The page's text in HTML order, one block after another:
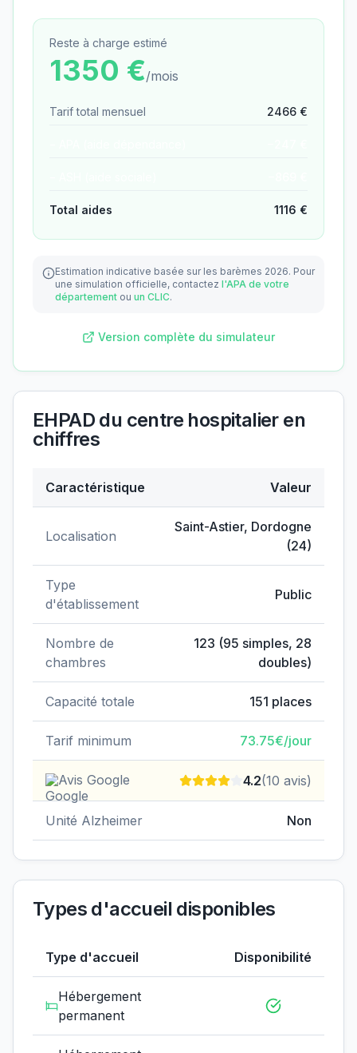
Reste à charge estimé
1350 €/mois
Tarif total mensuel 2466 €
Total aides 1116 €
Estimation indicative basée sur les barèmes 2026. Pour
une simulation officielle, contactez l'APA de votre
département ou un CLIC.
Version complète du simulateur
EHPAD du centre hospitalieren
chiffres
Caractéristique Valeur
Localisation
Saint-Astier, Dordogne
(24)
Type
d'établissement
Public
Nombre de
chambres
123 (95 simples, 28
doubles)
Capacité totale 151 places
Tarif minimum 73.75€/jour
Avis Google 4.2(10 avis)
Unité Alzheimer Non
Types d'accueil disponibles
Type d'accueil Disponibilité
Hébergement
permanent